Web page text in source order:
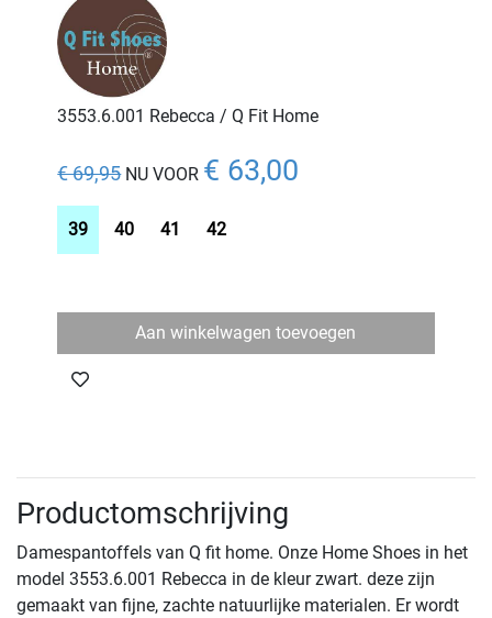
3553.6.001 Rebecca / Q Fit Home
€ 69,95 NU VOOR € 63,00
39 40 41 42
Aan winkelwagen toevoegen
Productomschrijving
Damespantoffels van Q fit home. Onze Home Shoes in het
model 3553.6.001 Rebecca in de kleur zwart. deze zijn
gemaakt van fijne, zachte natuurlijke materialen. Er wordt